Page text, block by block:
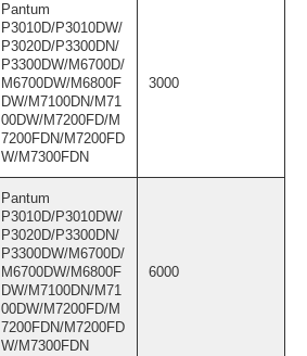
Pantum
P3010D/P3010DW/
P3020D/P3300DN/
P3300DW/M6700D/
M6700DW/M6800F
DW/M7100DN/M71
00DW/M7200FD/M
7200FDN/M7200FD
W/M7300FDN
3000
Pantum
P3010D/P3010DW/
P3020D/P3300DN/
P3300DW/M6700D/
M6700DW/M6800F
DW/M7100DN/M71
00DW/M7200FD/M
7200FDN/M7200FD
W/M7300FDN
6000